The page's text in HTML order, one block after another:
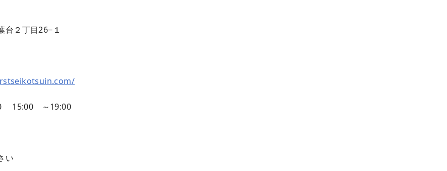
台２丁目26−１
15:00 ～19:00
い